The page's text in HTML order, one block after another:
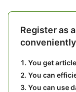
Register as
conveniently
You get
You can
You can use